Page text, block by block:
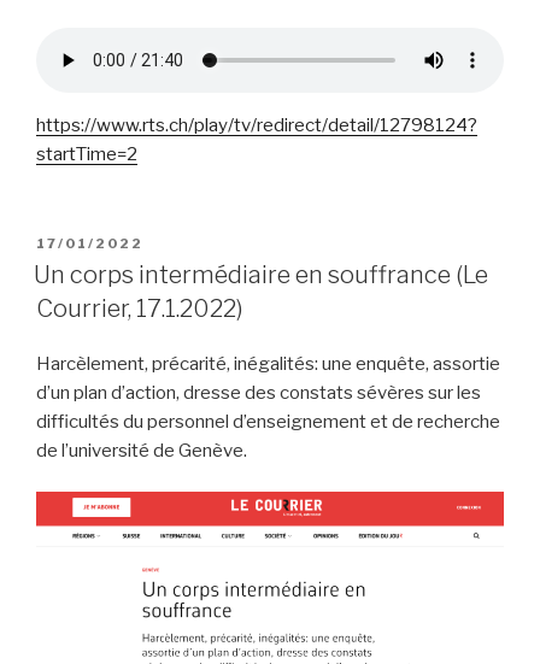
https://www.rts.ch/play/tv/redirect/detail/12798124?
startTime=2
PUBLIÉ
LE
17/01/2022
Un corps intermédiaire en souffrance (Le
Courrier, 17.1.2022)
Harcèlement, précarité, inégalités: une enquête, assortie
d’un plan d’action, dresse des constats sévères sur les
difficultés du personnel d’enseignement et de recherche
de l’université de Genève.